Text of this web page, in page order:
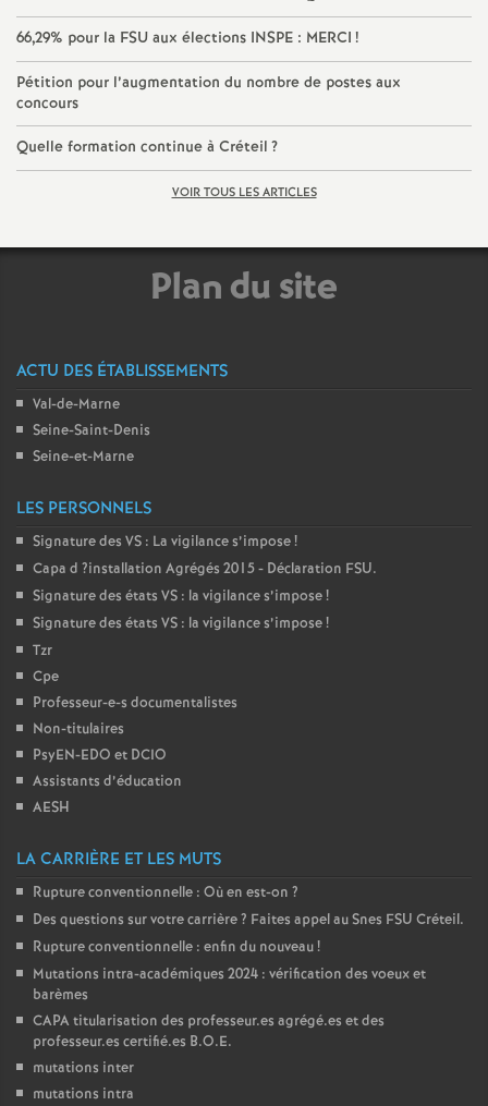
66,29% pour la FSU aux élections INSPE : MERCI !
Pétition pour l’augmentation du nombre de postes aux
concours
Quelle formation continue à Créteil ?
VOIR TOUS LES ARTICLES
Plan du site
ACTU DES ÉTABLISSEMENTS
Val-de-Marne
Seine-Saint-Denis
Seine-et-Marne
LES PERSONNELS
Signature des VS : La vigilance s’impose!
Capa d ?installation Agrégés 2015 - Déclaration FSU.
Signature des états VS : la vigilance s’impose!
Signature des états VS : la vigilance s’impose!
Tzr
Cpe
Professeur-e-s documentalistes
Non-titulaires
PsyEN-EDO et DCIO
Assistants d’éducation
AESH
LA CARRIÈRE ET LES MUTS
Rupture conventionnelle : Où en est-on ?
Des questions sur votre carrière? Faites appel au Snes FSU Créteil.
Rupture conventionnelle : enfin du nouveau!
Mutations intra-académiques 2024 : vérification des voeux et
barèmes
CAPAtitularisation des professeur.es agrégé.es et des
professeur.es certifié.es B.O.E.
mutations inter
mutations intra